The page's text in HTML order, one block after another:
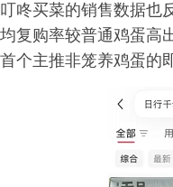
叮咚买菜的销售数据也
均复购率较普通鸡蛋高
首个主推非笼养鸡蛋的